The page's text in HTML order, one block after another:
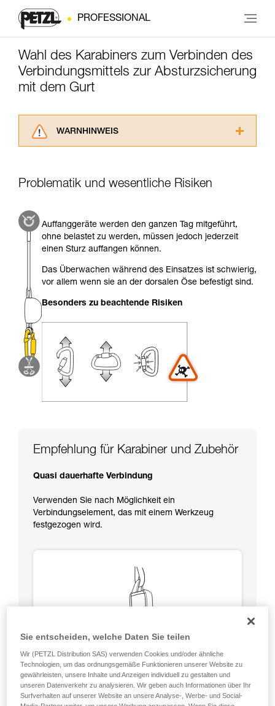
PROFESSIONAL
Wahl des Karabiners zum Verbinden des
Verbindungsmittels zur Absturzsicherung
mit dem Gurt
WARNHINWEIS
aufmerksam durch, bevor Sie diesen zu Rate
Informationen richtig verstanden haben.
Die Beherrschung dieser Techniken setzt eine
entsprechende Ausbildung und ein spezielles
Training voraus. Prüfen Sie zusammen mit
einem Profi, ob Sie in der Lage sind, den
Vorgang alleine sicher zu wiederholen, bevor
Sie ihn eigenständig durchführen.
noch andere Techniken, die hier nicht
beschrieben werden.
Problematik und wesentliche Risiken
Auffanggeräte werden den ganzen Tag mitgeführt,
ohne belastet zu werden, müssen jedoch jederzeit
einen Sturz auffangen können.
Das Überwachen während des Einsatzes ist schwierig,
vor allem wenn sie an der dorsalen Öse befestigt sind.
Besonders zu beachtende Risiken
Empfehlung für Karabiner und Zubehör
Quasi dauerhafte Verbindung
Verwenden Sie nach Möglichkeit ein
Verbindungselement, das mit einem Werkzeug
festgezogen wird.
Sie entscheiden, welche Daten Sie teilen
Wir (PETZL Distribution SAS) verwenden Cookies und/oder ähnliche
Technologien, um das ordnungsgemäße Funktionieren unserer Website zu
gewährleisten, unsere Inhalte und Anzeigen individuell zu gestalten und
unseren Datenverkehr zu analysieren. Wir geben auch Informationen über Ihr
Surfverhalten auf unserer Website an unsere Analyse-, Werbe- und Social-